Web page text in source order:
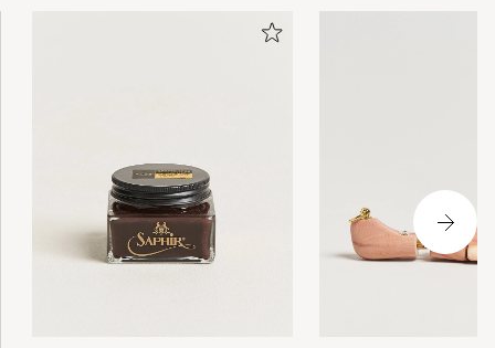
Supert produkt, lett å påføre og skoene mine
ser nå som helt nye.